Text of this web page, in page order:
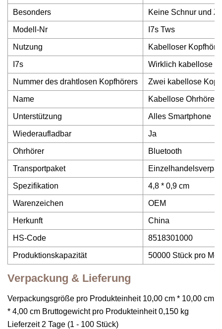
Besonders Keine Schnur und
Modell-Nr I7s Tws
Nutzung Kabelloser
I7s Wirklich kabellose
Nummer des drahtlosen Kopfhörers Zwei kabellose
Name Kabellose Ohrhörer
Unterstützung Alles Smartphone
Wiederaufladbar Ja
Ohrhörer Bluetooth
Transportpaket
Spezifikation 4,8 * 0,9 cm
Warenzeichen OEM
Herkunft China
HS-Code 8518301000
Produktionskapazität 50000 Stück pro
Verpackung & Lieferung
Verpackungsgröße pro Produkteinheit 10,00 cm * 10,00 cm
* 4,00 cm Bruttogewicht pro Produkteinheit 0,150 kg
Lieferzeit 2 Tage (1 - 100 Stück)